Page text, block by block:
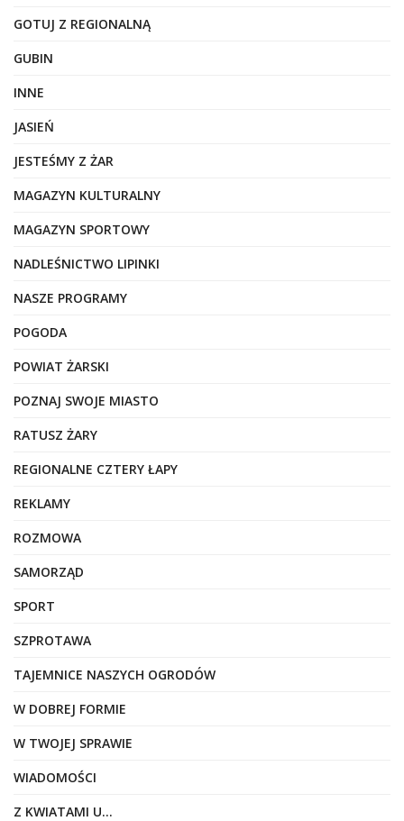
GOTUJ Z REGIONALNĄ
GUBIN
INNE
JASIEŃ
JESTEŚMY Z ŻAR
MAGAZYN KULTURALNY
MAGAZYN SPORTOWY
NADLEŚNICTWO LIPINKI
NASZE PROGRAMY
POGODA
POWIAT ŻARSKI
POZNAJ SWOJE MIASTO
RATUSZ ŻARY
REGIONALNE CZTERY ŁAPY
REKLAMY
ROZMOWA
SAMORZĄD
SPORT
SZPROTAWA
TAJEMNICE NASZYCH OGRODÓW
W DOBREJ FORMIE
W TWOJEJ SPRAWIE
WIADOMOŚCI
Z KWIATAMI U…